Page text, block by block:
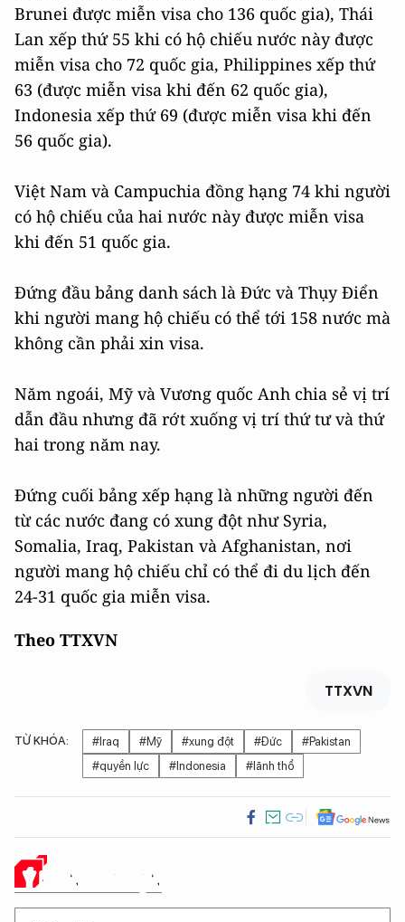
Brunei được miễn visa cho 136 quốc gia), Thái
Lan xếp thứ 55 khi có hộ chiếu nước này được
miễn visa cho 72 quốc gia, Philippines xếp thứ
63 (được miễn visa khi đến 62 quốc gia),
Indonesia xếp thứ 69 (được miễn visa khi đến
56 quốc gia).
Việt Nam và Campuchia đồng hạng 74 khi người
có hộ chiếu của hai nước này được miễn visa
khi đến 51 quốc gia.
Đứng đầu bảng danh sách là Đức và Thụy Điển
khi người mang hộ chiếu có thể tới 158 nước mà
không cần phải xin visa.
Năm ngoái, Mỹ và Vương quốc Anh chia sẻ vị trí
dẫn đầu nhưng đã rớt xuống vị trí thứ tư và thứ
hai trong năm nay.
Đứng cuối bảng xếp hạng là những người đến
từ các nước đang có xung đột như Syria,
Somalia, Iraq, Pakistan và Afghanistan, nơi
người mang hộ chiếu chỉ có thể đi du lịch đến
24-31 quốc gia miễn visa.
Theo TTXVN
TTXVN
TỪ KHÓA: #Iraq #Mỹ #xung đột #Đức
#Pakistan
#quyền lực
#Indonesia #lãnh thổ
Ý KIẾN CỦA BẠN